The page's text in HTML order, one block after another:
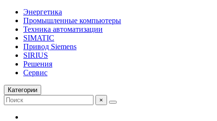
Энергетика
Промышленные компьютеры
Техника автоматизации
SIMATIC
Привод Siemens
SIRIUS
Решения
Сервис
Категории
×